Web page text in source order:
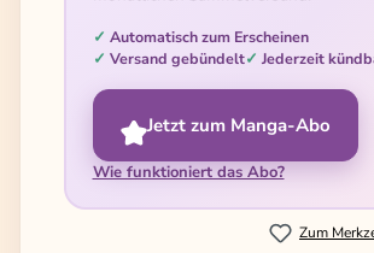
Automatisch zum Erscheinen
Versand gebündelt
Jederzeit
Jetzt zum Manga-Abo
Wie funktioniert das Abo?
Zum